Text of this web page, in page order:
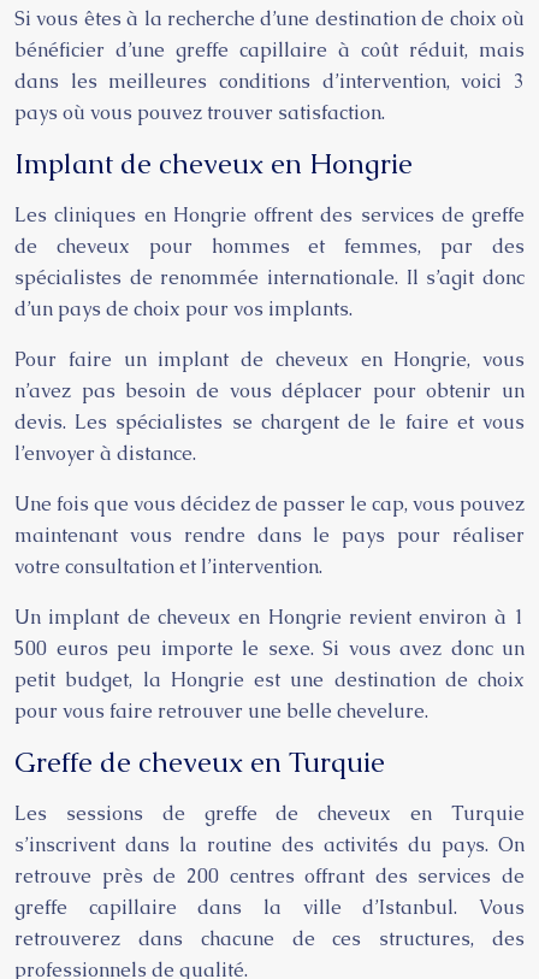
Si vous êtes à la recherche d’une destination de choix où
bénéficier d’une greffe capillaire à coût réduit, mais
dans les meilleures conditions d’intervention, voici 3
pays où vous pouvez trouver satisfaction.
Implant de cheveux en Hongrie
Les cliniques en Hongrie offrent des services de greffe
de cheveux pour hommes et femmes, par des
spécialistes de renommée internationale. Il s’agit donc
d’un pays de choix pour vos implants.
Pour faire un implant de cheveux en Hongrie, vous
n’avez pas besoin de vous déplacer pour obtenir un
devis. Les spécialistes se chargent de le faire et vous
l’envoyer à distance.
Une fois que vous décidez de passer le cap, vous pouvez
maintenant vous rendre dans le pays pour réaliser
votre consultation et l’intervention.
Un implant de cheveux en Hongrie revient environ à 1
500 euros peu importe le sexe. Si vous avez donc un
petit budget, la Hongrie est une destination de choix
pour vous faire retrouver une belle chevelure.
Greffe de cheveux en Turquie
Les sessions de greffe de cheveux en Turquie
s’inscrivent dans la routine des activités du pays. On
retrouve près de 200 centres offrant des services de
greffe capillaire dans la ville d’Istanbul. Vous
retrouverez dans chacune de ces structures, des
professionnels de qualité.